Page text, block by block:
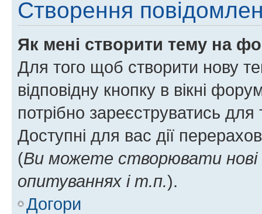
Створення
Як мені створити тему на
Для того щоб створити нову
відповідну кнопку в вікні
потрібно зареєструватись
Доступні для вас дії
(Ви можете створювати
опитуваннях і т.п.).
Догори